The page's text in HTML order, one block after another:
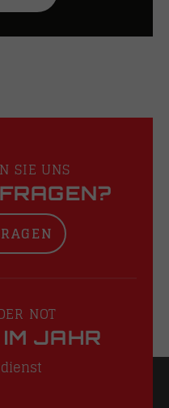
SIE UNS
NOT
JAHR